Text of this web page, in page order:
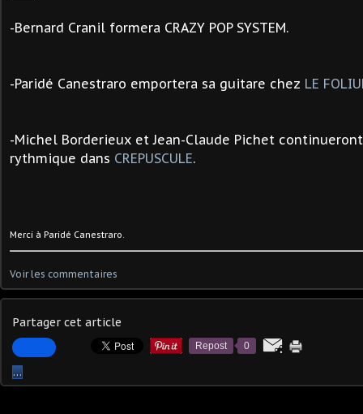
-Bernard Cranil formera CRAZY POP SYSTEM.
-Paridé Canestraro emportera sa guitare chez LE
-Michel Borderieux et Jean-Claude Pichet
rythmique dans CREPUSCULE.
Merci à Paridé Canestraro.
Voir les commentaires
Partager cet article
Repost 0
…